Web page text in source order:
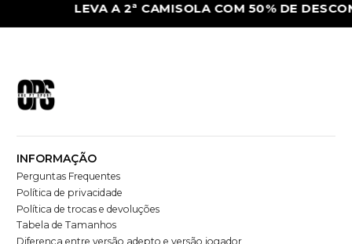
LEVA A 2ª CAMISOLA COM 50% DE DESCONTO
INFORMAÇÃO
Perguntas Frequentes
Política de privacidade
Política de trocas e devoluções
Tabela de Tamanhos
Diferença entre versão adepto e versão jogador